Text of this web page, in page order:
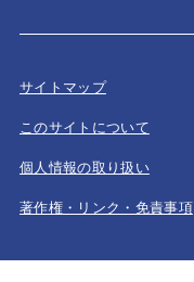
サイトマップ
このサイトについて
個人情報の取り扱い
著作権・リンク・免責事項